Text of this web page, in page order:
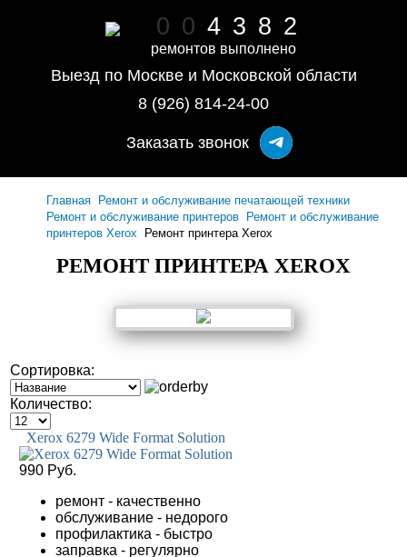
0 0 4 3 8 2
ремонтов выполнено
Выезд по Москве и Московской области
8 (926) 814-24-00
Заказать звонок
Главная
Ремонт и обслуживание печатающей техники
Ремонт и обслуживание принтеров
Ремонт и обслуживание
принтеров Xerox
Ремонт принтера Xerox
РЕМОНТ ПРИНТЕРА XEROX
Сортировка:
Количество:
Xerox 6279 Wide Format Solution
990 Руб.
ремонт - качественно
обслуживание - недорого
профилактика - быстро
заправка - регулярно